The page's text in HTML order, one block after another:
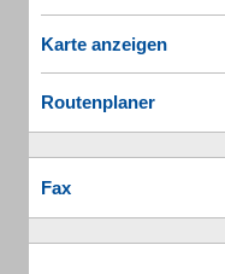
Karte anzeigen
Routenplaner
Fax